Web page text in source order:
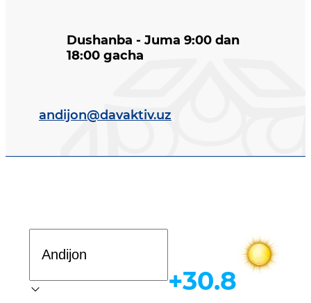
Dushanba - Juma 9:00 dan
18:00 gacha
andijon@davaktiv.uz
Ob-havo
+30.8